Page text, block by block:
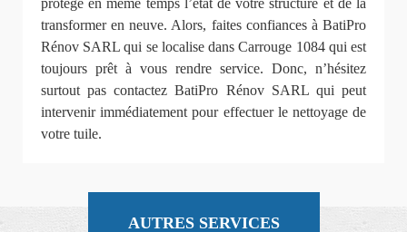
transformer en neuve. Alors, faites confiances à BatiPro
Rénov SARL qui se localise dans Carrouge 1084 qui est
toujours prêt à vous rendre service. Donc, n’hésitez
surtout pas contactez BatiPro Rénov SARL qui peut
intervenir immédiatement pour effectuer le nettoyage de
votre tuile.
AUTRES SERVICES